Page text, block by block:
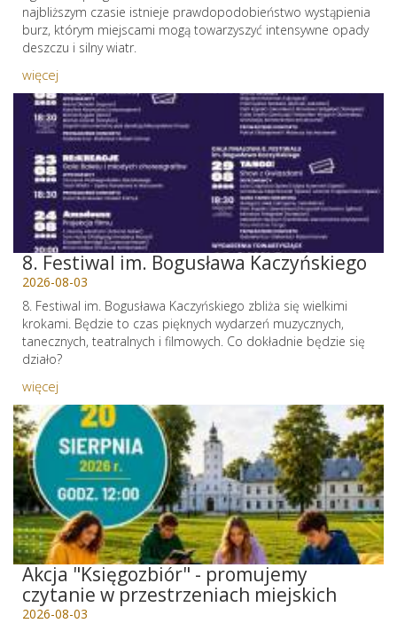
najbliższym czasie istnieje prawdopodobieństwo wystąpienia
burz, którym miejscami mogą towarzyszyć intensywne opady
deszczu i silny wiatr.
więcej
8. Festiwal im. Bogusława Kaczyńskiego
2026-08-03
8. Festiwal im. Bogusława Kaczyńskiego zbliża się wielkimi
krokami. Będzie to czas pięknych wydarzeń muzycznych,
tanecznych, teatralnych i filmowych. Co dokładnie będzie się
działo?
więcej
Akcja "Księgozbiór" - promujemy
czytanie w przestrzeniach miejskich
2026-08-03